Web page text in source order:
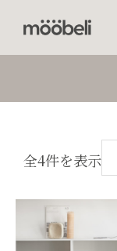
全4件を表示